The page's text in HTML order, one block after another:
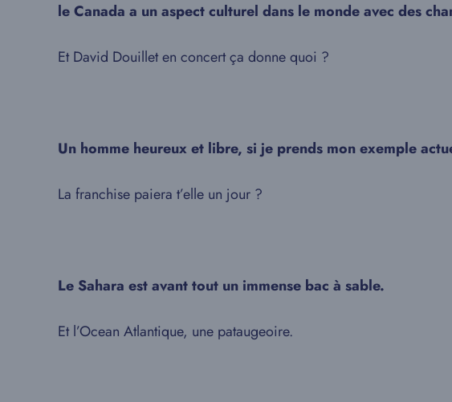
le Canada a un aspect culturel dans le monde avec des
Et David Douillet en concert ça donne quoi ?
Un homme heureux et libre, si je prends mon exemple
La franchise paiera t’elle un jour ?
Le Sahara est avant tout un immense bac à sable.
Et l’Ocean Atlantique, une pataugeoire.